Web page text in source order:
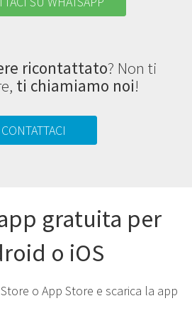
ricontattato? Non ti
ti chiamiamo noi!
CONTATTACI
gratuita per
o iOS
o App Store e scarica la app